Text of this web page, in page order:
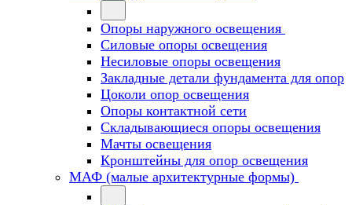
Опоры наружного освещения
Силовые опоры освещения
Несиловые опоры освещения
Закладные детали фундамента для опор
Цоколи опор освещения
Опоры контактной сети
Cкладывающиеся опоры освещения
Мачты освещения
Кронштейны для опор освещения
МАФ (малые архитектурные формы)